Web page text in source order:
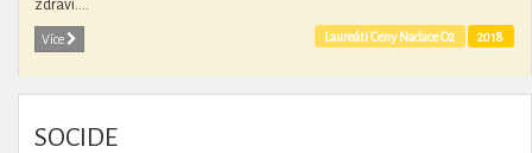
zdraví....
Více 2018
Laureáti Ceny Nadace O2
SOCIDE